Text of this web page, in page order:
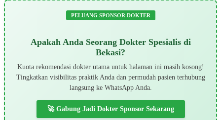
PELUANG SPONSOR DOKTER
Apakah Anda Seorang Dokter Spesialis di
Bekasi?
Kuota rekomendasi dokter utama untuk halaman ini masih kosong!
Tingkatkan visibilitas praktik Anda dan permudah pasien terhubung
langsung ke WhatsApp Anda.
🚀 Gabung Jadi Dokter Sponsor Sekarang